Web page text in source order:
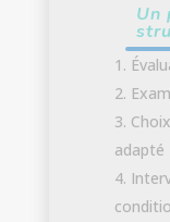
Un
adapté